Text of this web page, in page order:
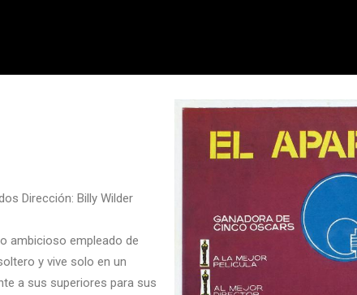
Dirección: Billy Wilder
ambicioso empleado de
y vive solo en un
a sus superiores para sus